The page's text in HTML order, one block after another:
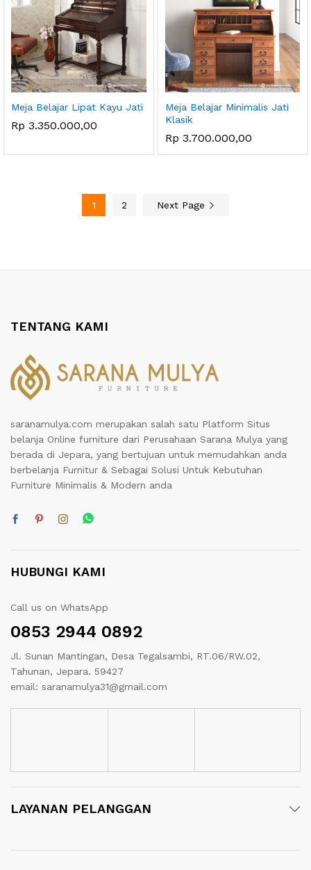
Meja Belajar Lipat Kayu Jati
Rp 3.350.000,00
Meja Belajar Minimalis Jati
Klasik
Rp 3.700.000,00
1 2 Next Page
TENTANG KAMI
saranamulya.com merupakan salah satu Platform Situs
belanja Online furniture dari Perusahaan Sarana Mulya yang
berada di Jepara, yang bertujuan untuk memudahkan anda
berbelanja Furnitur & Sebagai Solusi Untuk Kebutuhan
Furniture Minimalis & Modern anda
HUBUNGI KAMI
Call us on WhatsApp
0853 2944 0892
Jl. Sunan Mantingan, Desa Tegalsambi, RT.06/RW.02,
Tahunan, Jepara. 59427
email: saranamulya31@gmail.com
LAYANAN PELANGGAN